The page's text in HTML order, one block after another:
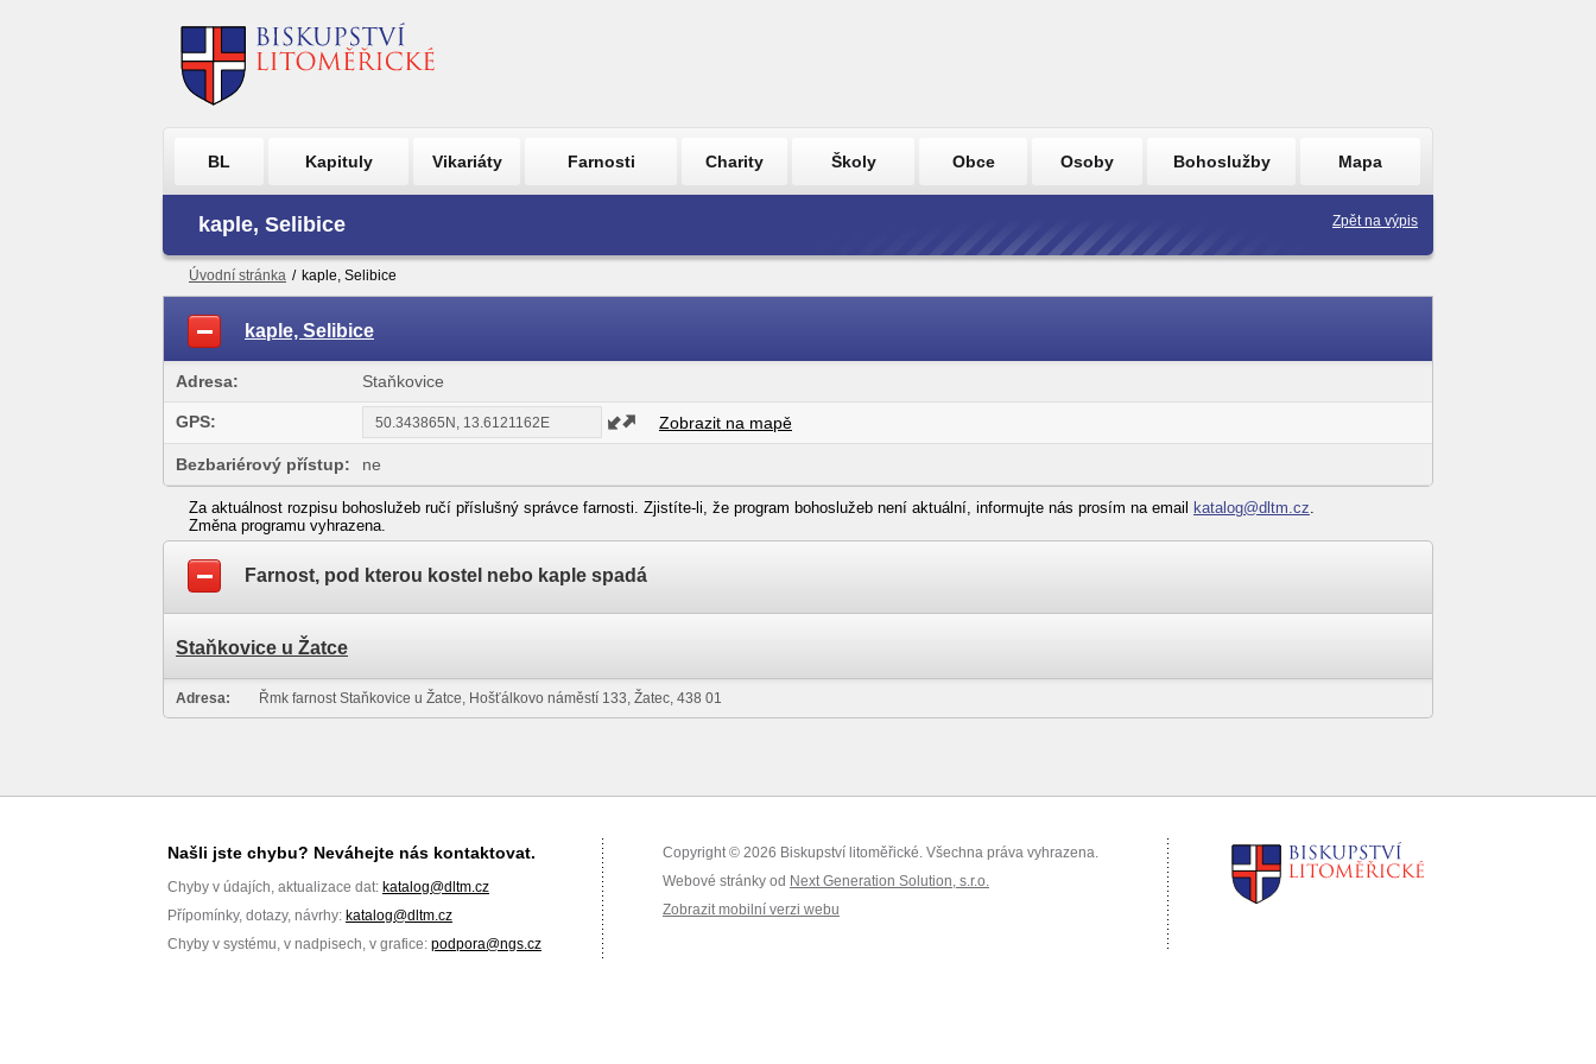
BL Kapituly Vikariáty Farnosti Charity Školy Obce Osoby Bohoslužby Mapa
kaple, Selibice Zpět na výpis
Úvodní stránka / kaple, Selibice
kaple, Selibice
Adresa: Staňkovice
GPS: Zobrazit na mapě
Bezbariérový přístup: ne
Za aktuálnost rozpisu bohoslužeb ručí příslušný správce farnosti. Zjistíte-li, že program bohoslužeb není aktuální, informujte nás prosím na email katalog@dltm.cz.
Změna programu vyhrazena.
Farnost, pod kterou kostel nebo kaple spadá
Staňkovice u Žatce
Adresa: Řmk farnost Staňkovice u Žatce, Hošťálkovo náměstí 133, Žatec, 438 01
Našli jste chybu? Neváhejte nás kontaktovat.
Chyby v údajích, aktualizace dat: katalog@dltm.cz
Přípomínky, dotazy, návrhy: katalog@dltm.cz
Chyby v systému, v nadpisech, v grafice: podpora@ngs.cz
Copyright © 2026 Biskupství litoměřické. Všechna práva vyhrazena.
Webové stránky od Next Generation Solution, s.r.o.
Zobrazit mobilní verzi webu